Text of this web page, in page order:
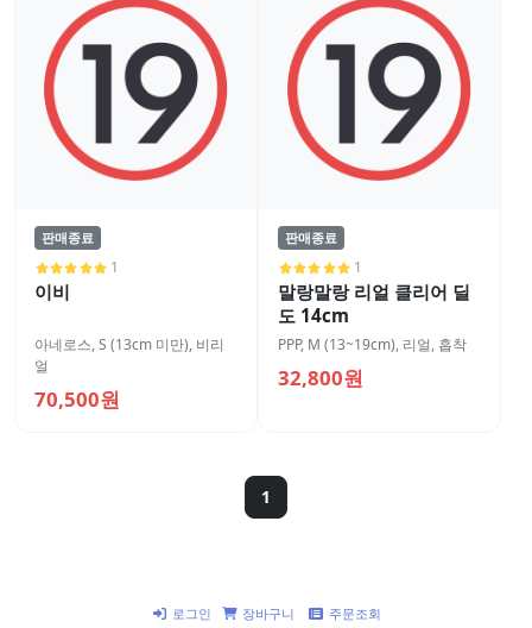
판매종료
1
이비
아네로스,S (13cm 미만), 비리
얼
70,500원
판매종료
1
말랑말랑 리얼 클리어 딜
도 14cm
PPP, M (13~19cm), 리얼, 흡착
32,800원
1
로그인 장바구니 주문조회